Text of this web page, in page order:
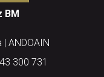
BM
ANDOAIN
300 731